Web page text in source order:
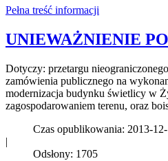
Pełna treść informacji
UNIEWAŻNIENIE
Dotyczy: przetargu
zamówienia publicznego na
modernizacja budynku świetlicy w
zagospodarowaniem terenu, oraz
Czas opublikowania: 2013-
|
Odsłony: 1705